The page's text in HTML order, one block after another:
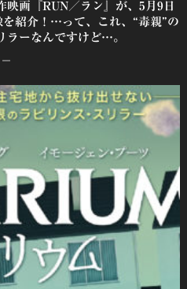
映画『RUN／ラン』が、5月9日
紹介！…って、これ、“毒親”の
ラーなんですけど…。